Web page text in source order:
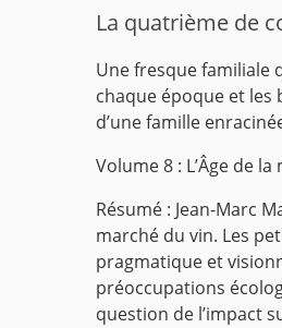
La quatrième de
Une fresque familiale
chaque époque et
d’une famille
Volume 8 : L’Âge de
Résumé : Jean-Marc
marché du vin. Les
pragmatique et
préoccupations
question de l’impact